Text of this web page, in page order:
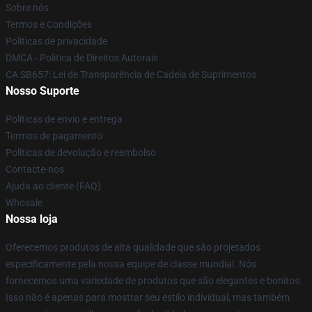
Sobre nós
Termos e Condições
Políticas de privacidade
DMCA - Política de Direitos Autorais
CA SB657: Lei de Transparência de Cadeia de Suprimentos
Nosso Suporte
Políticas de envio e entrega
Termos de pagamento
Políticas de devolução e reembolso
Contacte-nos
Ajuda ao cliente (FAQ)
Whosale
Nossa loja
Oferecemos produtos de alta qualidade que são projetados
especificamente pela nossa equipe de classe mundial. Nós
fornecemos uma variedade de produtos que são elegantes e bonitos.
Isso não é apenas para mostrar seu estilo individual, mas também